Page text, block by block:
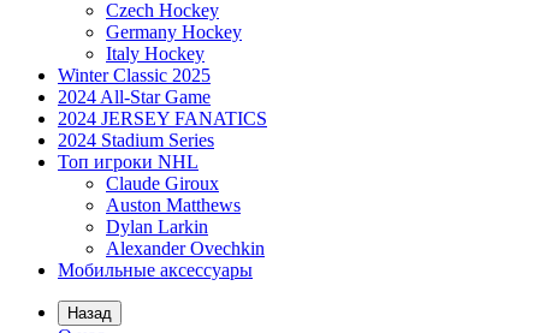
Czech Hockey
Germany Hockey
Italy Hockey
Winter Classic 2025
2024 All-Star Game
2024 JERSEY FANATICS
2024 Stadium Series
Топ игроки NHL
Claude Giroux
Auston Matthews
Dylan Larkin
Alexander Ovechkin
Мобильные аксессуары
Назад